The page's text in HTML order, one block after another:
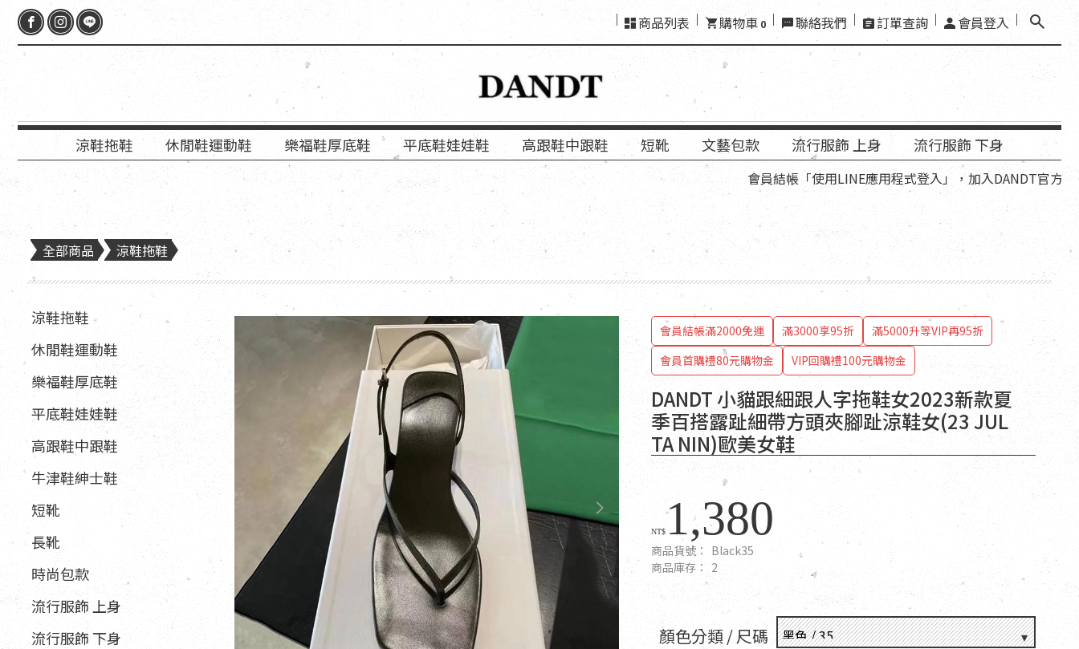
商品列表 購物車 0 聯絡我們 訂單查詢 會員登入
涼鞋拖鞋 休閒鞋運動鞋 樂福鞋厚底鞋 平底鞋娃娃鞋 高跟鞋中跟鞋 短靴 文藝包款 流行服飾 上身 流行服飾 下身
會員結帳「使用LINE應用程式登入」，加入DANDT官方LINE好友，再
全部商品 涼鞋拖鞋
涼鞋拖鞋
休閒鞋運動鞋
樂福鞋厚底鞋
平底鞋娃娃鞋
高跟鞋中跟鞋
牛津鞋紳士鞋
短靴
長靴
時尚包款
流行服飾 上身
流行服飾 下身
DANDT 小貓跟細跟人字拖鞋女2023新款夏
季百搭露趾細帶方頭夾腳趾涼鞋女(23 JUL
TA NIN)歐美女鞋
會員結帳滿2000免運 滿3000享95折
滿5000升等VIP再95折
會員首購禮80元購物金
VIP回購禮100元購物金
NT$1,380
商品貨號： Black35
商品庫存： 2
顏色分類 / 尺碼